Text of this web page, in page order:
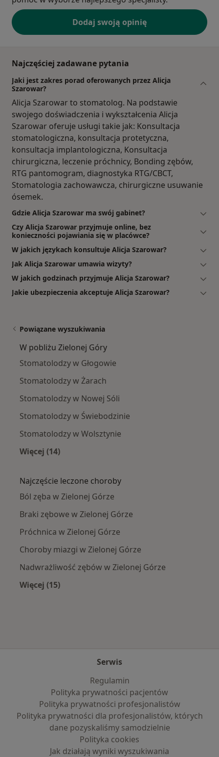
Dodaj swoją opinię
Najczęściej zadawane pytania
Jaki jest zakres porad oferowanych przez Alicja
Szarowar?
Alicja Szarowar to stomatolog. Na podstawie
swojego doświadczenia i wykształcenia Alicja
Szarowar oferuje usługi takie jak: Konsultacja
stomatologiczna, konsultacja protetyczna,
konsultacja implantologiczna, Konsultacja
chirurgiczna, leczenie próchnicy, Bonding zębów,
RTG pantomogram, diagnostyka RTG/CBCT,
Stomatologia zachowawcza, chirurgiczne usuwanie
ósemek.
Gdzie Alicja Szarowar ma swój gabinet?
Czy Alicja Szarowar przyjmuje online, bez
konieczności pojawiania się w placówce?
W jakich językach konsultuje Alicja Szarowar?
Jak Alicja Szarowar umawia wizyty?
W jakich godzinach przyjmuje Alicja Szarowar?
Jakie ubezpieczenia akceptuje Alicja Szarowar?
Powiązane wyszukiwania
W pobliżu Zielonej Góry
Stomatolodzy w Głogowie
Stomatolodzy w Żarach
Stomatolodzy w Nowej Sóli
Stomatolodzy w Świebodzinie
Stomatolodzy w Wolsztynie
Więcej (14)
Najczęście leczone choroby
Ból zęba w Zielonej Górze
Braki zębowe w Zielonej Górze
Próchnica w Zielonej Górze
Choroby miazgi w Zielonej Górze
Nadwrażliwość zębów w Zielonej Górze
Więcej (15)
Serwis
Regulamin
Polityka prywatności pacjentów
Polityka prywatności profesjonalistów
Polityka prywatności dla profesjonalistów, których
dane pozyskaliśmy samodzielnie
Polityka cookies
Jak działają wyniki wyszukiwania